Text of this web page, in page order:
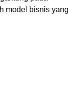
model bisnis yang